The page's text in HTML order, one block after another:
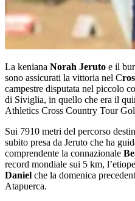
La keniana Norah Jeruto e il
sono assicurati la vittoria nel C
campestre disputata nel piccolo
di Siviglia, in quello che era il
Athletics Cross Country Tour
Sui 7910 metri del percorso
subito presa da Jeruto che ha
comprendente la connazionale
record mondiale sui 5 km, l’etiope
Daniel che la domenica
Atapuerca.